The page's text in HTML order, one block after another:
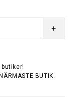
+
BUTIK.